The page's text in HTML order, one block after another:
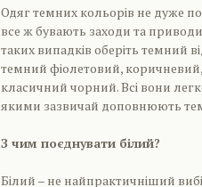
Одяг темних кольорів не дуже
все ж бувають заходи та
таких випадків оберіть темний
темний фіолетовий,
класичний чорний. Всі вони
якими зазвичай доповнюють
З чим поєднувати білий?
Білий – не найпрактичніший